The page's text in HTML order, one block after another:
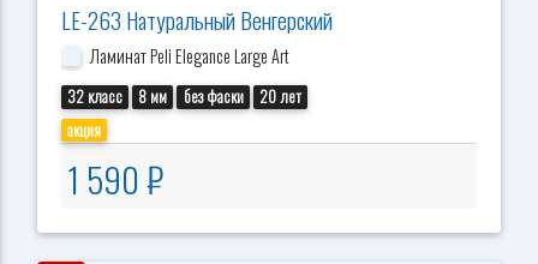
LE-263 Натуральный Венгерский
Ламинат Peli Elegance Large Art
32 класс 8 мм без фаски
20 лет
акция
1 590 ₽